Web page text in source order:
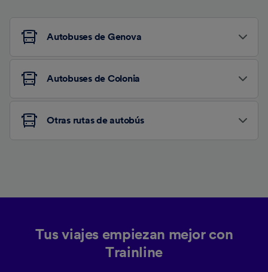
Autobuses de Genova
Autobuses de Colonia
Otras rutas de autobús
Tus viajes empiezan mejor con
Trainline